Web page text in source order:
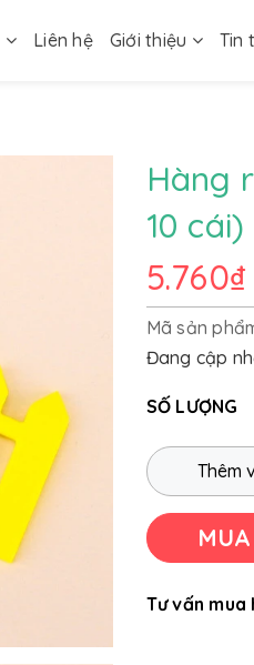
Liên hệ Giới thiệu Tin
Hàng
10 cái)
5.760₫
Mã sản
Đang cập
SỐ LƯỢNG
Thêm
Tư vấn mua